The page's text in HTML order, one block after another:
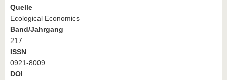
Quelle
Ecological Economics
Band/Jahrgang
217
ISSN
0921-8009
DOI